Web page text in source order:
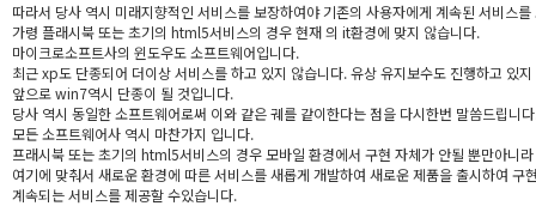
따라서 당사 역시 미래지향적인 서비스를 보장하여야 기존의 사용자에게 계속된 서비스
가령 플래시북 또는 초기의 html5서비스의 경우 현재 의 it환경에 맞지 않습니다.
마이크로소프트사의 윈도우도 소프트웨어입니다.
최근 xp도 단종되어 더이상 서비스를 하고 있지 않습니다. 유상 유지보수도 진행하고 있
앞으로 win7역시 단종이 될 것입니다.
당사 역시 동일한 소프트웨어로써 이와 같은 궤를 같이한다는 점을 다시한번 말씀드립니
모든 소프트웨어사 역시 마찬가지 입니다.
프래시북 또는 초기의 html5서비스의 경우 모바일 환경에서 구현 자체가 안될 뿐만아니
여기에 맞춰서 새로운 환경에 따른 서비스를 새롭게 개발하여 새로운 제품을 출시하여 구
계속되는 서비스를 제공할 수있습니다.